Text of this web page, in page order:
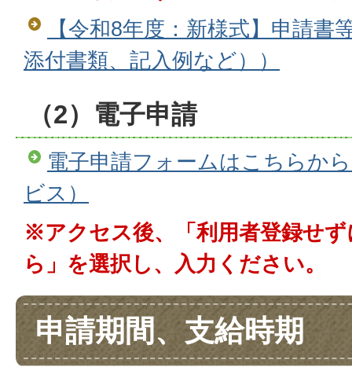
【令和8年度：新様式】申請書
添付書類、記入例など））
（2）電子申請
電子申請フォームはこちらか
ビス）
※アクセス後、「利用者登録せ
ら」を選択し、入力ください。
申請期間、支給時期